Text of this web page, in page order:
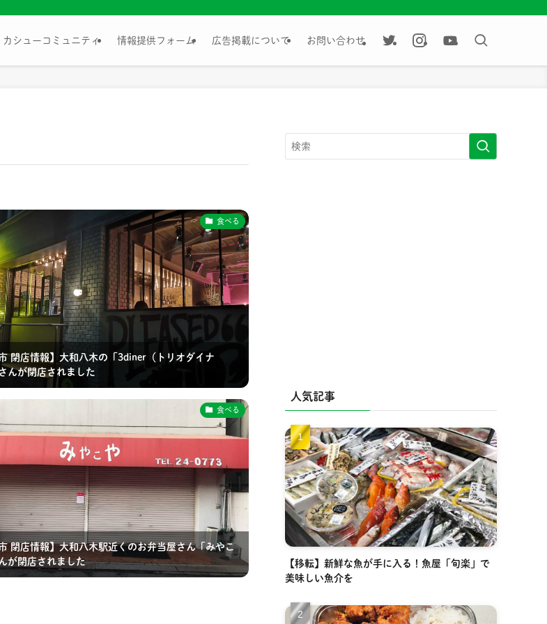
カシューコミュニティ 情報提供フォーム 広告掲載について お問い合わせ
食べる
閉店情報】大和八木の「3diner（トリオダイナ
んが閉店されました
食べる
閉店情報】大和八木駅近くのお弁当屋さん「みやこ
が閉店されました
人気記事
【移転】新鮮な魚が手に入る！魚屋「旬楽」で
美味しい魚介を